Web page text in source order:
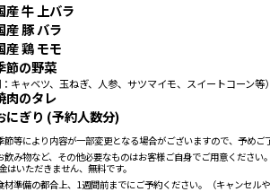
産 牛 上バラ
産 豚 バラ
産 鶏 モモ
節の野菜
：キャベツ、玉ねぎ、人参、サツマイモ、スイートコーン等）
肉のタレ
にぎり (予約人数分)
等により内容が一部変更となる場合がございますので、予めご
み物など、その他必要なものはお客様ご自身でご用意ください
金はいただきません、無料です。
準備の都合上、1週間前までにご予約ください。（キャンセルや